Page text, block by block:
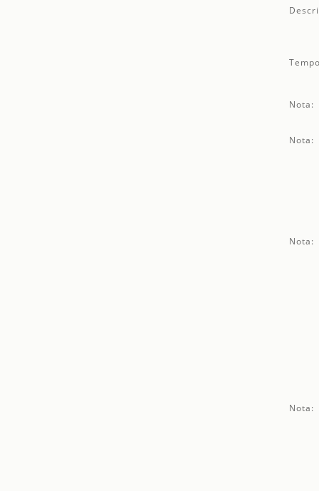
Nota:
Nota:
Nota:
Nota: